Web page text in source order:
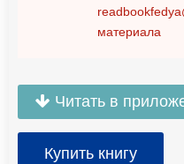
материала
Читать в
Купить книгу